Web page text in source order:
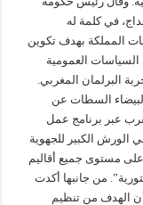
في كلمة له
المملكة بهدف تكوين
السياسات العمومية
البرلمان المغربي.
السطات عن
عبر برنامج عمل
الكبير للجهوية
مستوى جميع أقاليم
من جانبها أكدت
أن الهدف من تنظيم